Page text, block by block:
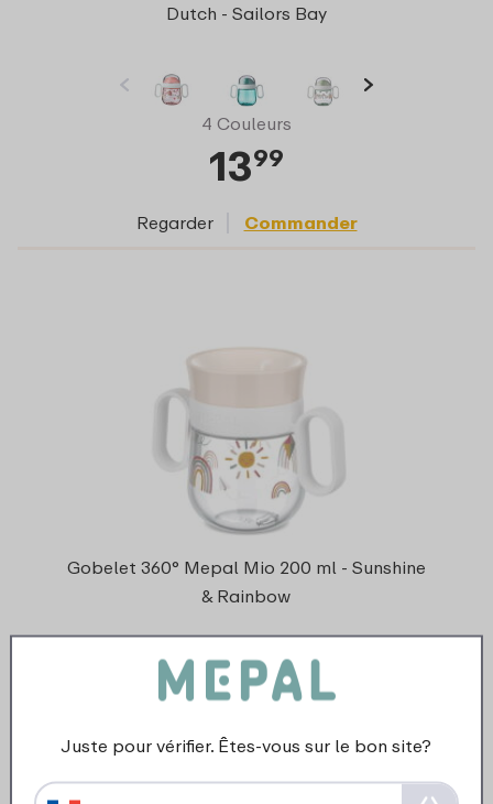
Dutch - Sailors Bay
4 Couleurs
1399
Regarder Commander
Gobelet 360° Mepal Mio 200 ml - Sunshine
& Rainbow
4 Couleurs
1499
Juste pour vérifier. Êtes-vous sur le bon site?